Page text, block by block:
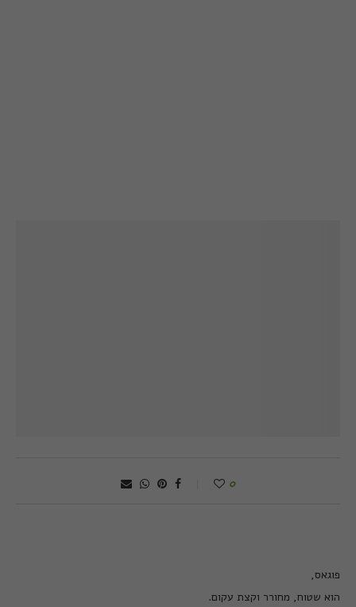
0
פוגאס,
הוא שטוח, מחורר וקצת עקום.